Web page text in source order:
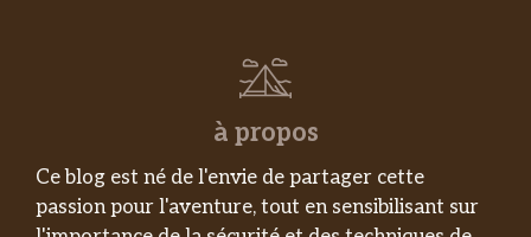
à propos
Ce blog est né de l'envie de partager cette
passion pour l'aventure, tout en sensibilisant sur